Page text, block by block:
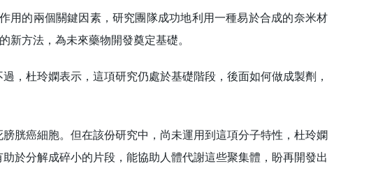
的兩個關鍵因素，研究團隊成功地利用一種易於合成的奈米材
新方法，為未來藥物開發奠定基礎。
杜玲嫻表示，這項研究仍處於基礎階段，後面如何做成製劑，
癌細胞。但在該份研究中，尚未運用到這項分子特性，杜玲嫻
於分解成碎小的片段，能協助人體代謝這些聚集體，盼再開發出